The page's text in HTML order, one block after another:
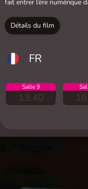
fait entrer l’ère numérique
Détails du film
FR
Salle 9
13:40